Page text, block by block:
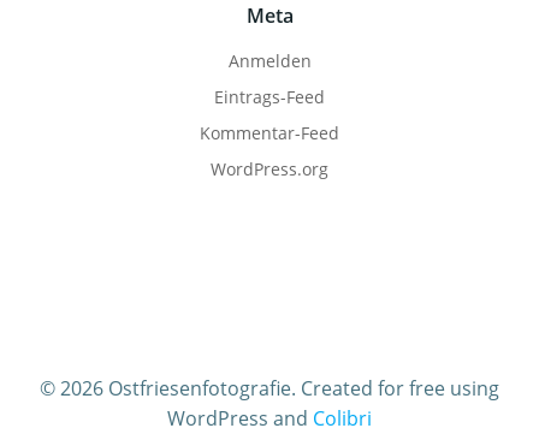
Meta
Anmelden
Eintrags-Feed
Kommentar-Feed
WordPress.org
© 2026 Ostfriesenfotografie. Created for free using
WordPress and Colibri